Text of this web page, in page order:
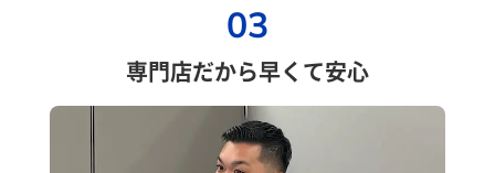
03
専門店だから早くて安心